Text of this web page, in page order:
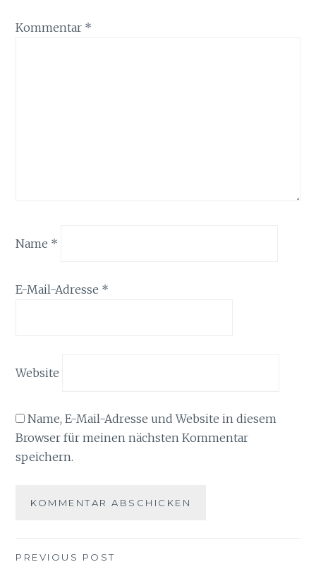
Kommentar *
Name *
E-Mail-Adresse *
Website
Name, E-Mail-Adresse und Website in diesem
Browser für meinen nächsten Kommentar
speichern.
PREVIOUS POST